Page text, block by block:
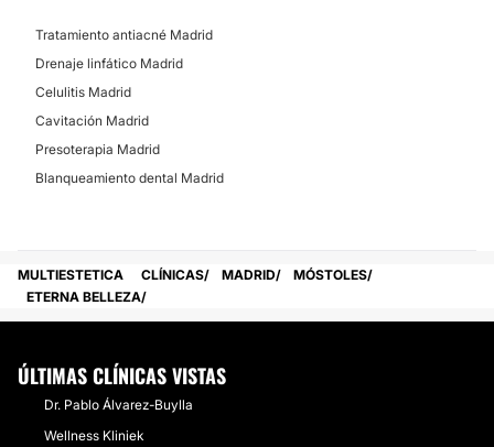
Tratamiento antiacné Madrid
Drenaje linfático Madrid
Celulitis Madrid
Cavitación Madrid
Presoterapia Madrid
Blanqueamiento dental Madrid
MULTIESTETICA CLÍNICAS MADRID
MÓSTOLES
ETERNA BELLEZA
ÚLTIMAS CLÍNICAS VISTAS
Dr. Pablo Álvarez-Buylla
Wellness Kliniek